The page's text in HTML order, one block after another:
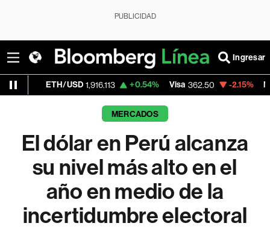
PUBLICIDAD
Ingresar
1,916.113 +0.54% Visa 362.50 -2.15% MercadoLibre
MERCADOS
El dólar en Perú alcanza
su nivel más alto en el
año en medio de la
incertidumbre electoral